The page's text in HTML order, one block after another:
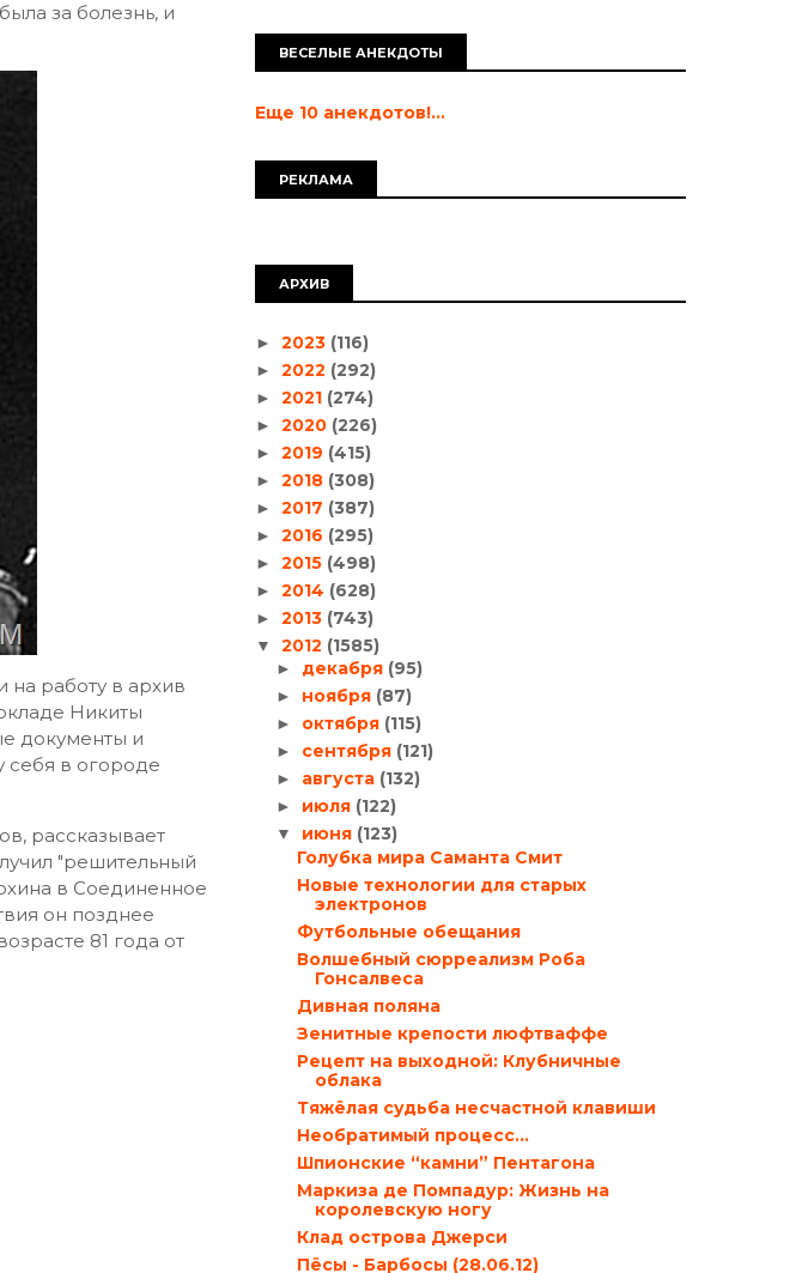
за болезнь, и
на работу в архив
Никиты
документы и
себя в огороде
рассказывает
"решительный
в Соединенное
он позднее
81 года от
ВЕСЕЛЫЕ АНЕКДОТЫ
Еще 10 анекдотов!...
РЕКЛАМА
АРХИВ
► 2023 (116)
► 2022 (292)
► 2021 (274)
► 2020 (226)
► 2019 (415)
► 2018 (308)
► 2017 (387)
► 2016 (295)
► 2015 (498)
► 2014 (628)
► 2013 (743)
▼ 2012 (1585)
► декабря (95)
► ноября (87)
► октября (115)
► сентября (121)
► августа (132)
► июля (122)
▼ июня (123)
Голубка мира Саманта Смит
Новые технологии для старых
электронов
Футбольные обещания
Волшебный сюрреализм Роба
Гонсалвеса
Дивная поляна
Зенитные крепости люфтваффе
Рецепт на выходной: Клубничные
облака
Тяжёлая судьба несчастной клавиши
Необратимый процесс…
Шпионские “камни” Пентагона
Маркиза де Помпадур: Жизнь на
королевскую ногу
Клад острова Джерси
Пёсы - Барбосы (28.06.12)